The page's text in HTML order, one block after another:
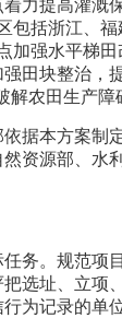
力提高灌溉
包括浙江、
加强水平梯
田块整治，
农田生产障
据本方案制
资源部、水
务。规范项
选址、立项
为记录的单